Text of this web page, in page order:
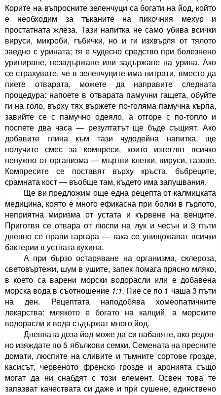
Корите на въпросните зеленчуци са богати на йод, който
е необходим за тъканите на пикочния мехур и
простатната жлеза. Тази напитка не само убива всич­ки
вируси, микроби, гъбички, но и ги изхвърля от тя­лото
заедно с урината; тя е чудесно средство при бо­лезнено
уриниране, незадържане или задържане на урина. Ако
се страхувате, че в зеленчуците има нит­рати, вместо да
пиете отварата, можете да направите следната
процедура: напоете в отварата памучни га­щета, обуйте
ги на голо, върху тях вържете по-голя­ма памучна кърпа,
завийте се с памучно одеяло, а от­горе с по-топло и
поспете два часа — резултатът ще бъде същият. Ако
добавите глина към тази чудодей­на напитка, ще
получите смес за компреси, които из­теглят всичко
ненужно от организма — мъртви клет­ки, вируси, газове.
Компресите се поставят върху кръста, бъбреците,
срамната кост — въобще там, къ­дето има запушвания.
Ще ви предложим още една рецепта от калмицката
медицина, която е много ефикасна при болки в гърлото,
неприятна миризма от устата и кървене на венците.
Приготвя се отвара от люспи на лук и чесън и 3 пъти
дневно се прави гаргара — така се унищо­жават всички
бактерии в устната кухина.
А при бързо остаряване на организма, склероза,
световъртежи, шум в ушите, запек помага прясно мляко,
в което са варени морски водорасли или е до­бавена
морска вода в съотношение 1:1. Пие се по 1 чаша 3 пъти
на ден. Рецептата наподобява хомеопатичните
лекарства: млякото е богато на калций, а морските
водорасли и вода съдържат много йод.
Дневната доза йод може да си набавяте, ако редов­
но изяждате по 5 ябълкови семки. Семената на прес­ните
домати, люспите на сливите и тъмните сортове грозде,
касисът, червеното френско грозде и аронията също
могат да ни снабдят с този елемент. Освен това те
запазват качествата си даже и при сушене, единствено